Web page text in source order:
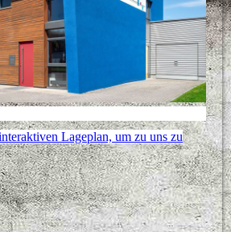
La­ge­plan, um zu uns zu